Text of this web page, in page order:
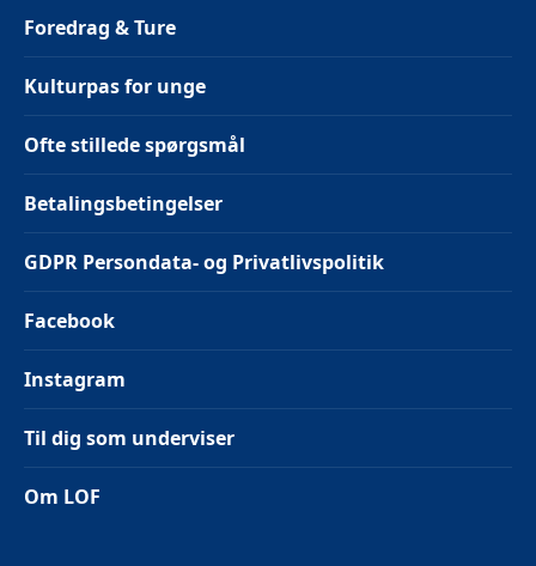
Foredrag & Ture
Kulturpas for unge
Ofte stillede spørgsmål
Betalingsbetingelser
GDPR Persondata- og Privatlivspolitik
Facebook
Instagram
Til dig som underviser
Om LOF